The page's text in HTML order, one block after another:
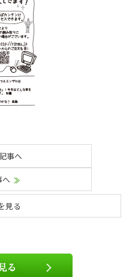
事へ
へ
見る